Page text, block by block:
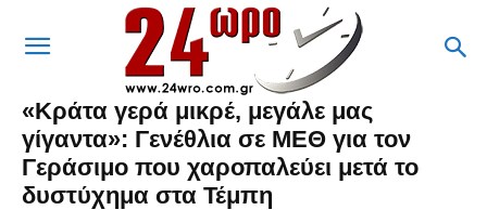
«Κράτα γερά μικρέ, μεγάλε μας
γίγαντα»: Γενέθλια σε ΜΕΘ για τον
Γεράσιμο που χαροπαλεύει μετά το
δυστύχημα στα Τέμπη